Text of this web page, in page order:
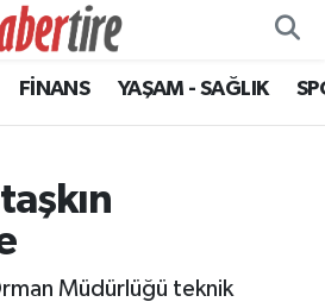
FİNANS YAŞAM - SAĞLIK
Müdürlüğü teknik
Haritası
ve Fikstür